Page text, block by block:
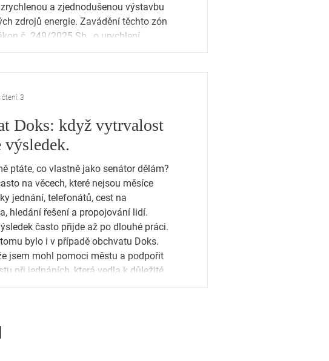
a zjednodušenou výstavbu
energie. Zavádění těchto zón
č. 249/2025 Sb., o urychlení
Doks: když vytrvalost
výsledek.
ptáte, co vlastně jako senátor dělám?
na věcech, které nejsou měsíce
jednání, telefonátů, cest na
hledání řešení a propojování lidí.
často přijde až po dlouhé práci.
bylo i v případě obchvatu Doks.
jsem mohl pomoci městu a podpořit
při jednáních, která vedla k důležitému
3